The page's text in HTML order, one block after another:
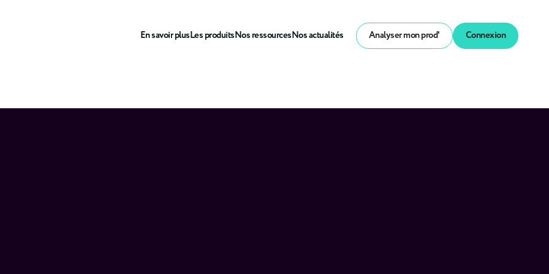
En savoir plusLes produitsNos ressourcesNos actualités Analyser mon prod' Connexion